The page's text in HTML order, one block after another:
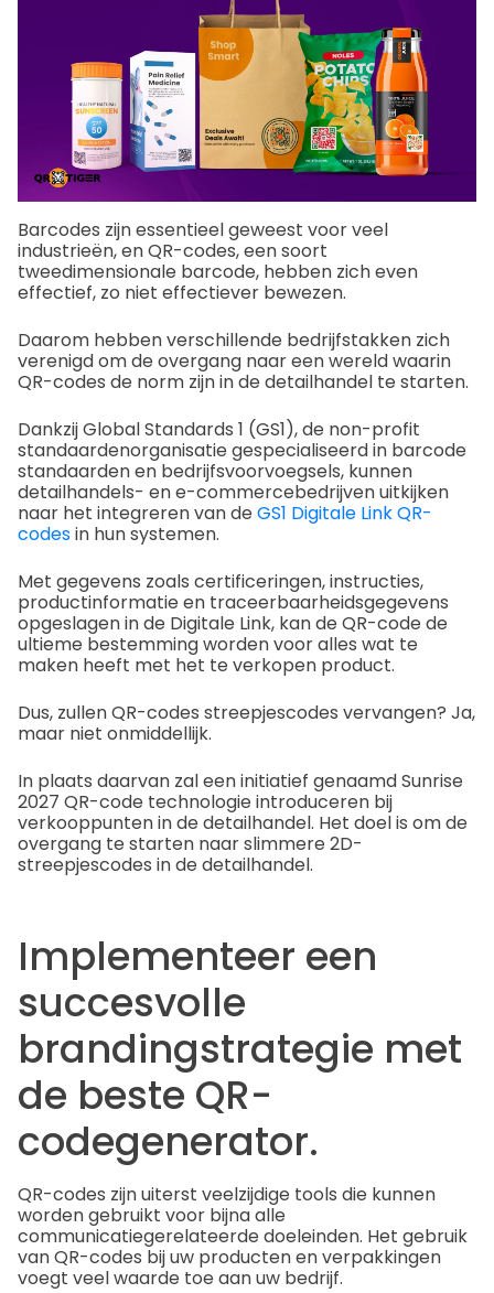
Barcodes zijn essentieel geweest voor veel
industrieën, en QR-codes, een soort
tweedimensionale barcode, hebben zich even
effectief, zo niet effectiever bewezen.
Daarom hebben verschillende bedrijfstakken zich
verenigd om de overgang naar een wereld waarin
QR-codes de norm zijn in de detailhandel te starten.
Dankzij Global Standards 1 (GS1), de non-profit
standaardenorganisatie gespecialiseerd in barcode
standaarden en bedrijfsvoorvoegsels, kunnen
detailhandels- en e-commercebedrijven uitkijken
naar het integreren van de GS1 Digitale Link QR-
codesin hun systemen.
Met gegevens zoals certificeringen, instructies,
productinformatie en traceerbaarheidsgegevens
opgeslagen in de Digitale Link, kan de QR-code de
ultieme bestemming worden voor alles wat te
maken heeft met het te verkopen product.
Dus, zullen QR-codes streepjescodes vervangen? Ja,
maar niet onmiddellijk.
In plaats daarvan zal een initiatief genaamd Sunrise
2027 QR-code technologie introduceren bij
verkooppunten in de detailhandel. Het doel is om de
overgang te starten naar slimmere 2D-
streepjescodes in de detailhandel.
Implementeer een
succesvolle
brandingstrategie met
de beste QR-
codegenerator.
QR-codes zijn uiterst veelzijdige tools die kunnen
worden gebruikt voor bijna alle
communicatiegerelateerde doeleinden. Het gebruik
van QR-codes bij uw producten en verpakkingen
voegt veel waarde toe aan uw bedrijf.